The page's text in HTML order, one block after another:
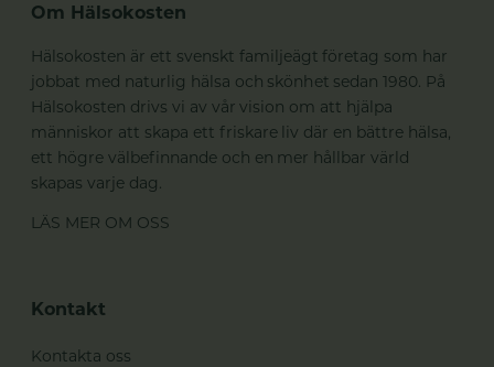
Om Hälsokosten
Hälsokosten är ett svenskt familjeägt företag som har
jobbat med naturlig hälsa och skönhet sedan 1980. På
Hälsokosten drivs vi av vår vision om att hjälpa
människor att skapa ett friskare liv där en bättre hälsa,
ett högre välbefinnande och en mer hållbar värld
skapas varje dag.
LÄS MER OM OSS
Kontakt
Kontakta oss